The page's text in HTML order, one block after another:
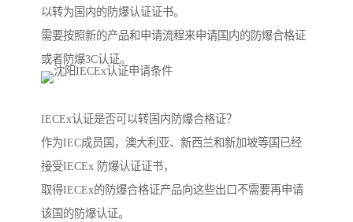
以转为国内的防爆认证证书。
需要按照新的产品和申请流程来申请国内的防爆合格证
或者防爆3C认证。
IECEx认证是否可以转国内防爆合格证？
作为IEC成员国，澳大利亚、新西兰和新加坡等国已经
接受IECEx 防爆认证证书，
取得IECEx的防爆合格证产品向这些出口不需要再申请
该国的防爆认证。